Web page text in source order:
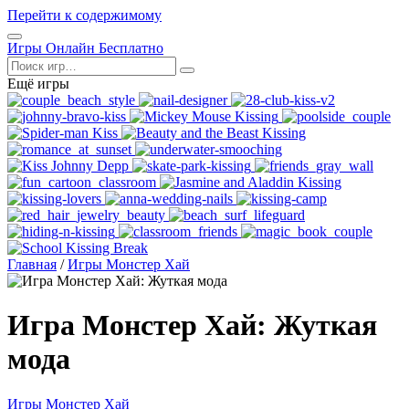
Перейти к содержимому
Открыть
меню
Игры Онлайн Бесплатно
Поиск
Ещё игры
Главная / Игры Монстер Хай
Игра Монстер Хай: Жуткая
мода
Игры Монстер Хай